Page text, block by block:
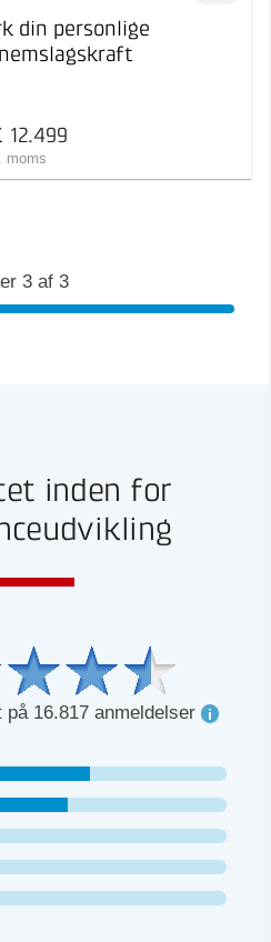
din personlige
12.499
moms
3 af 3
inden for
på 16.817 anmeldelser